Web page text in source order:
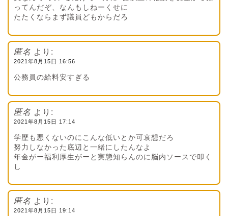
ってんだぞ、なんもしねーくせに
たたくならまず議員どもからだろ
匿名 より:
2021年8月15日 16:56
公務員の給料安すぎる
匿名 より:
2021年8月15日 17:14
学歴も悪くないのにこんな低いとか可哀想だろ
努力しなかった底辺と一緒にしたんなよ
年金がー福利厚生がーと実態知らんのに脳内ソースで叩く
し
匿名 より:
2021年8月15日 19:14